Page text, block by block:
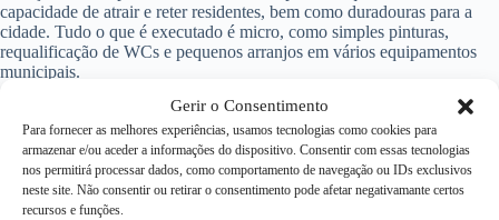
Gerir o Consentimento
Para fornecer as melhores experiências, usamos tecnologias como cookies para
armazenar e/ou aceder a informações do dispositivo. Consentir com essas tecnologias
nos permitirá processar dados, como comportamento de navegação ou IDs exclusivos
neste site. Não consentir ou retirar o consentimento pode afetar negativamante certos
recursos e funções.
capacidade de atrair e reter residentes, bem como duradouras para a
cidade. Tudo o que é executado é micro, como simples pinturas,
requalificação de WCs e pequenos arranjos em vários equipamentos
municipais.
Outra grande falha crónica e inaceitável, é a deficiente manutenção dos
espaços verdes existentes no concelho de Beja, que tem como
epicentro oParque da Cidade José Manuel da Costa Carreira Marques
uma vez que é o que recebe mais visitas, em que semanalmente ouço
queixas de bejenses e turistas sobre o mau estado em que se encontra o